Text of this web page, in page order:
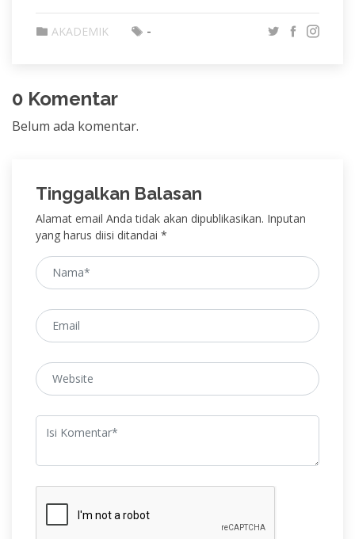
AKADEMIK -
0 Komentar
Belum ada komentar.
Tinggalkan Balasan
Alamat email Anda tidak akan dipublikasikan. Inputan
yang harus diisi ditandai *